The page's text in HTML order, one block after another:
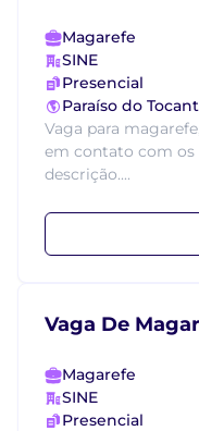
Magarefe
SINE
Presencial
Paraíso do
Vaga para
em contato com
descrição....
Vaga De
Magarefe
SINE
Presencial